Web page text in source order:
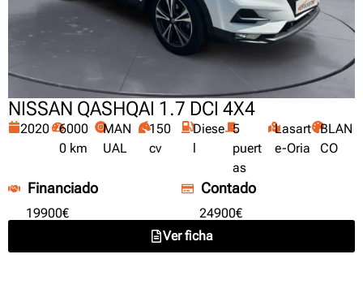
NISSAN QASHQAI 1.7 DCI 4X4
2020
6000
0 km
MAN
UAL
150
cv
Diese 5
puert
as
Lasart
e-Oria
BLAN
CO
Financiado
19900€
Contado
24900€
Ver ficha